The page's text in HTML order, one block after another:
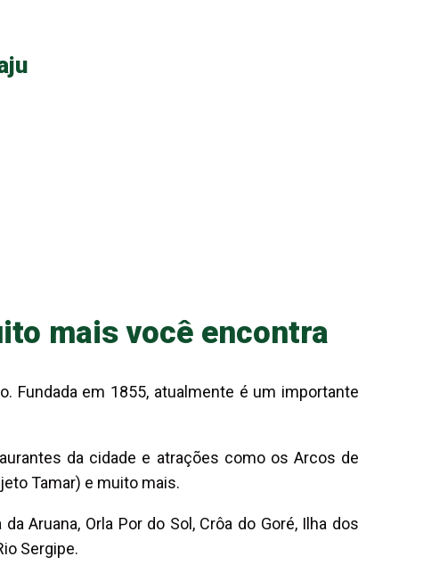
mais você encontra
Fundada em 1855, atualmente é um importante
da cidade e atrações como os Arcos de
Tamar) e muito mais.
Aruana, Orla Por do Sol, Crôa do Goré, Ilha dos
Sergipe.